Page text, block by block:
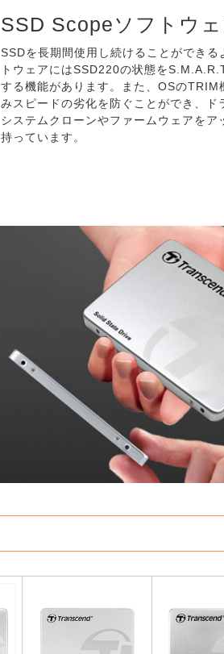
SSD Scopeソフトウェ
SSDを長期間使用し続けることができ
トウェアにはSSD220の状態を
する機能があります。また、OSのTRIM
みスピードの劣化を防ぐことができ、ド
システムクローンやファームウェアをア
持っています。